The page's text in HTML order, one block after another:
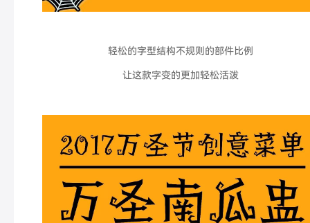
轻松的字型结构不规则的部件比例
让这款字变的更加轻松活泼